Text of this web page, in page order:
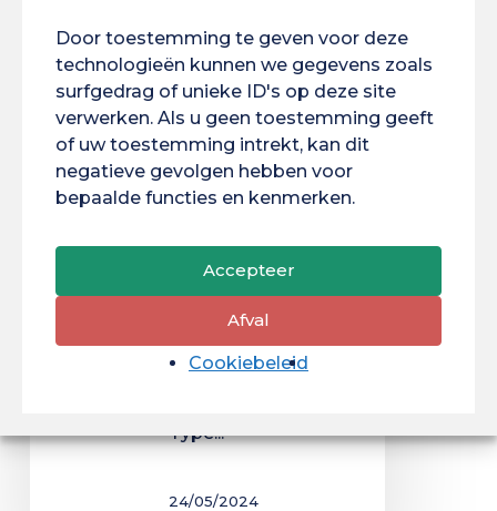
Door toestemming te geven voor deze
technologieën kunnen we gegevens zoals
surfgedrag of unieke ID's op deze site
verwerken. Als u geen toestemming geeft
of uw toestemming intrekt, kan dit
negatieve gevolgen hebben voor
bepaalde functies en kenmerken.
Accepteer
Afval
Cookiebeleid
scheikunde
Wetenschappelijke
optie DAEU-B
Onderdeel : ST
Wetenschap en
Technologie
Specialisatie:
Wiskunde Type:
Type...
24/05/2024